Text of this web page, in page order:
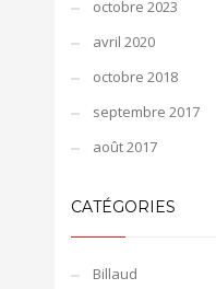
octobre 2023
avril 2020
octobre 2018
septembre 2017
août 2017
CATÉGORIES
Billaud